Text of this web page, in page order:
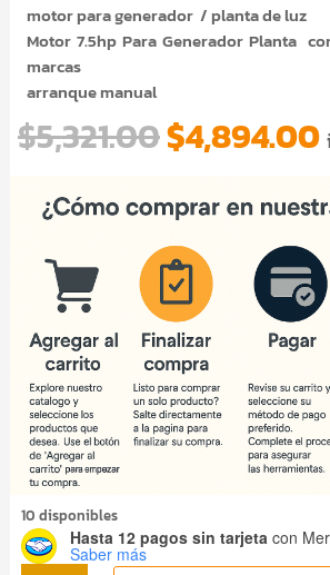
motor para generador / planta de luz
Motor 7.5hp Para Generador Planta
marcas
arranque manual
$5,321.00El
precio
era:
$5,321.00.
$4,894.00
10 disponibles
Hasta 12 pagos sin tarjeta con
Saber más